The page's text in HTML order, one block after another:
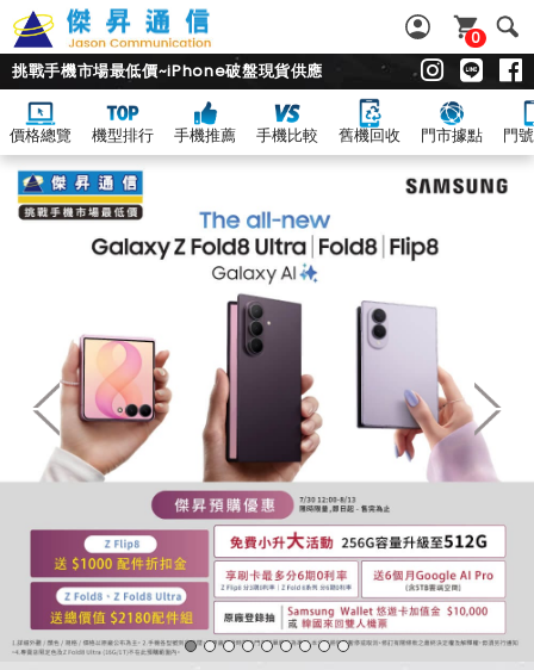
0
挑戰手機市場最低價~iPhone破盤現貨供應
價格總覽 機型排行 手機推薦 手機比較 舊機回收 門市據點 門